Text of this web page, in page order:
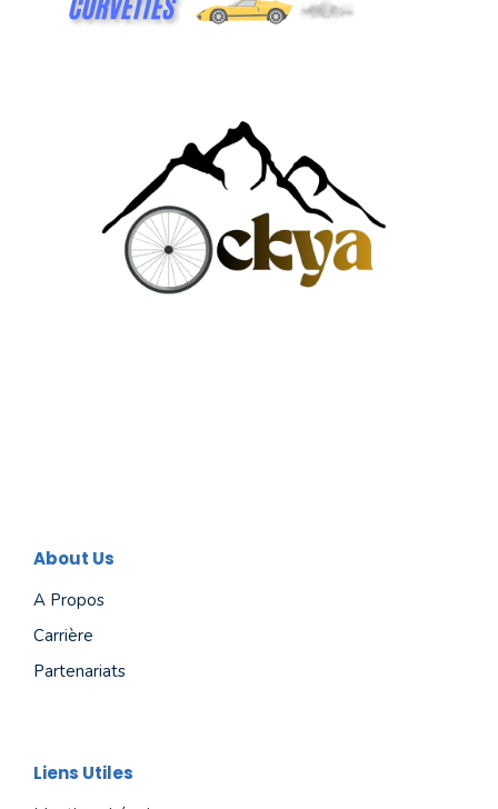
About Us
A Propos
Carrière
Partenariats
Liens Utiles